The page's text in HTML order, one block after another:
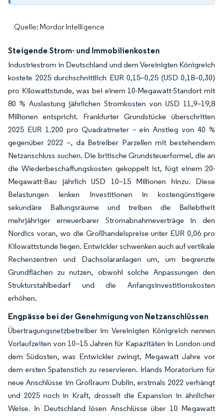
Quelle: Mordor Intelligence
Steigende Strom- und Immobilienkosten
Industriestrom in Deutschland und dem Vereinigten Königreich
kostete 2025 durchschnittlich EUR 0,15–0,25 (USD 0,18–0,30)
pro Kilowattstunde, was bei einem 10-Megawatt-Standort mit
80 % Auslastung jährlichen Stromkosten von USD 11,9–19,8
Millionen entspricht. Frankfurter Grundstücke überschritten
2025 EUR 1.200 pro Quadratmeter – ein Anstieg von 40 %
gegenüber 2022 –, da Betreiber Parzellen mit bestehendem
Netzanschluss suchen. Die britische Grundsteuerformel, die an
die Wiederbeschaffungskosten gekoppelt ist, fügt einem 20-
Megawatt-Bau jährlich USD 10–15 Millionen hinzu. Diese
Belastungen lenken Investitionen in kostengünstigere
sekundäre Ballungsräume und treiben die Beliebtheit
mehrjähriger erneuerbarer Stromabnahmeverträge in den
Nordics voran, wo die Großhandelspreise unter EUR 0,06 pro
Kilowattstunde liegen. Entwickler schwenken auch auf vertikale
Rechenzentren und Dachsolaranlagen um, um begrenzte
Grundflächen zu nutzen, obwohl solche Anpassungen den
Strukturstahlbedarf und die Anfangsinvestitionskosten
erhöhen.
Engpässe bei der Genehmigung von Netzanschlüssen
Übertragungsnetzbetreiber im Vereinigten Königreich nennen
Vorlaufzeiten von 10–15 Jahren für Kapazitäten in London und
dem Südosten, was Entwickler zwingt, Megawatt Jahre vor
dem ersten Spatenstich zu reservieren. Irlands Moratorium für
neue Anschlüsse im Großraum Dublin, erstmals 2022 verhängt
und 2025 noch in Kraft, drosselt die Expansion in ähnlicher
Weise. In Deutschland lösen Anschlüsse über 10 Megawatt